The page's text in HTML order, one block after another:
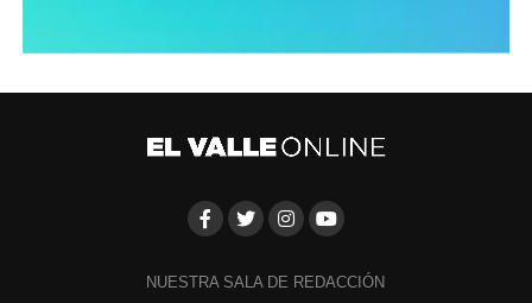
NUESTRA SALA DE REDACCIÓN